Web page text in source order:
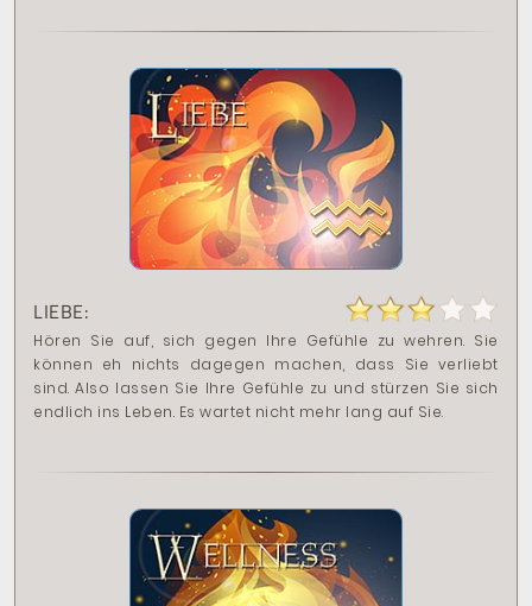
LIEBE:
Hören Sie auf, sich gegen Ihre Gefühle zu wehren. Sie
können eh nichts dagegen machen, dass Sie verliebt
sind. Also lassen Sie Ihre Gefühle zu und stürzen Sie sich
endlich ins Leben. Es wartet nicht mehr lang auf Sie.